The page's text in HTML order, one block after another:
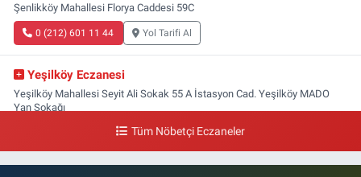
Şenlikköy Mahallesi Florya Caddesi 59C
0 (212) 601 11 44 Yol Tarifi Al
Yeşilköy Eczanesi
Yeşilköy Mahallesi Seyit Ali Sokak 55 A İstasyon Cad. Yeşilköy MADO
Yan Sokağı
Yol Tarifi Al
Tüm Nöbetçi Eczaneler